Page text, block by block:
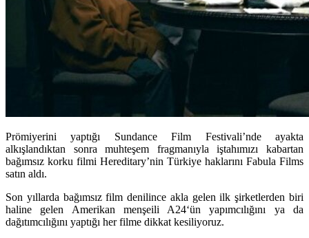
Prömiyerini yaptığı Sundance Film Festivali’nde ayakta
alkışlandıktan sonra muhteşem fragmanıyla iştahımızı kabartan
bağımsız korku filmi Hereditary’nin Türkiye haklarını Fabula Films
satın aldı.
Son yıllarda bağımsız film denilince akla gelen ilk şirketlerden biri
haline gelen Amerikan menşeili A24‘ün yapımcılığını ya da
dağıtımcılığını yaptığı her filme dikkat kesiliyoruz.